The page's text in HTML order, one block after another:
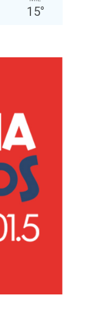
15°